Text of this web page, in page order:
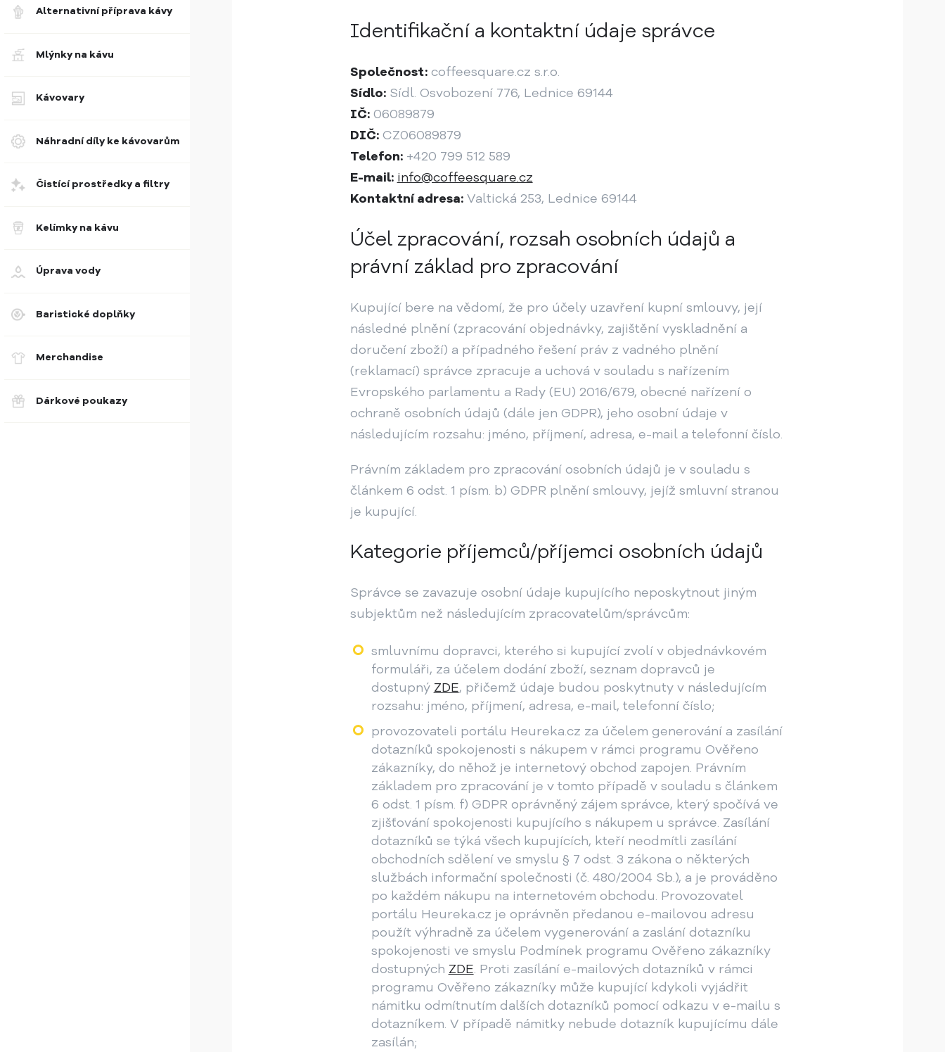
Identifikační a kontaktní údaje správce
Společnost:coffeesquare.cz s.r.o.
Sídlo:Sídl. Osvobození 776, Lednice 69144
IČ:06089879
DIČ:CZ06089879
Telefon:+420 799 512 589
E-mail: info@coffeesquare.cz
Kontaktní adresa:Valtická 253, Lednice 69144
Účel zpracování, rozsah osobních údajů a
právní základ pro zpracování
Kupující bere na vědomí, že pro účely uzavření kupní smlouvy, její
následné plnění (zpracování objednávky, zajištění vyskladnění a
doručení zboží) a případného řešení práv z vadného plnění
(reklamací) správce zpracuje a uchová v souladu s nařízením
Evropského parlamentu a Rady (EU) 2016/679, obecné nařízení o
ochraně osobních údajů (dále jen GDPR), jeho osobní údaje v
následujícím rozsahu: jméno, příjmení, adresa, e-mail a telefonní číslo.
Právním základem pro zpracování osobních údajů je v souladu s
článkem 6 odst. 1 písm. b) GDPR plnění smlouvy, jejíž smluvní stranou
je kupující.
Kategorie příjemců/příjemci osobních údajů
Správce se zavazuje osobní údaje kupujícího neposkytnout jiným
subjektům než následujícím zpracovatelům/správcům:
smluvnímu dopravci, kterého si kupující zvolí v objednávkovém
formuláři, za účelem dodání zboží, seznam dopravců je
dostupný ZDE, přičemž údaje budou poskytnuty v následujícím
rozsahu: jméno, příjmení, adresa, e-mail, telefonní číslo;
provozovateli portálu Heureka.cz za účelem generování a zasílání
dotazníků spokojenosti s nákupem v rámci programu Ověřeno
zákazníky, do něhož je internetový obchod zapojen. Právním
základem pro zpracování je v tomto případě v souladu s článkem
6 odst. 1 písm. f) GDPR oprávněný zájem správce, který spočívá ve
zjišťování spokojenosti kupujícího s nákupem u správce. Zasílání
dotazníků se týká všech kupujících, kteří neodmítli zasílání
obchodních sdělení ve smyslu § 7 odst. 3 zákona o některých
službách informační společnosti (č. 480/2004 Sb.), a je prováděno
po každém nákupu na internetovém obchodu. Provozovatel
portálu Heureka.cz je oprávněn předanou e-mailovou adresu
použít výhradně za účelem vygenerování a zaslání dotazníku
spokojenosti ve smyslu Podmínek programu Ověřeno zákazníky
dostupných ZDE. Proti zasílání e-mailových dotazníků v rámci
programu Ověřeno zákazníky může kupující kdykoli vyjádřit
námitku odmítnutím dalších dotazníků pomocí odkazu v e-mailu s
dotazníkem. V případě námitky nebude dotazník kupujícímu dále
zasílán;
Alternativní příprava kávy
Mlýnky na kávu
Kávovary
Náhradní díly ke kávovarům
Čistící prostředky a filtry
Kelímky na kávu
Úprava vody
Baristické doplňky
Merchandise
Dárkové poukazy